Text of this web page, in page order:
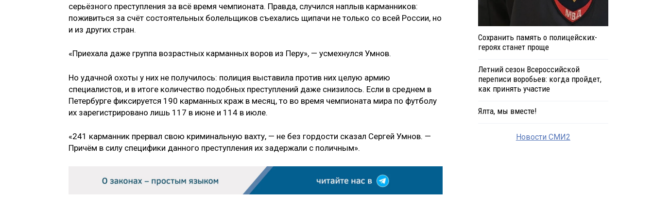
серьёзного преступления за всё время чемпионата. Правда, случился наплыв карманников:
поживиться за счёт состоятельных болельщиков съехались щипачи не только со всей России, но
и из других стран.
«Приехала даже группа возрастных карманных воров из Перу», — усмехнулся Умнов.
Но удачной охоты у них не получилось: полиция выставила против них целую армию
специалистов, и в итоге количество подобных преступлений даже снизилось. Если в среднем в
Петербурге фиксируется 190 карманных краж в месяц, то во время чемпионата мира по футболу
их зарегистрировано лишь 117 в июне и 114 в июле.
«241 карманник прервал свою криминальную вахту, — не без гордости сказал Сергей Умнов. —
Причём в силу специфики данного преступления их задержали с поличным».
Сохранить память о полицейских-
героях станет проще
Летний сезон Всероссийской
переписи воробьев: когда пройдет,
как принять участие
Ялта, мы вместе!
Новости СМИ2